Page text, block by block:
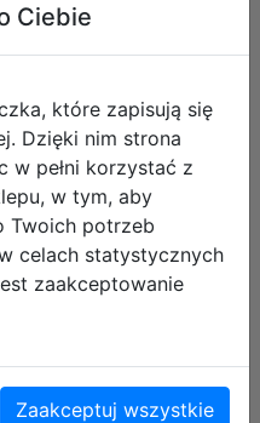
Ciebie
które zapisują się
Dzięki nim strona
w pełni korzystać z
w tym, aby
Twoich potrzeb
celach statystycznych
zaakceptowanie
Zaakceptuj wszystkie